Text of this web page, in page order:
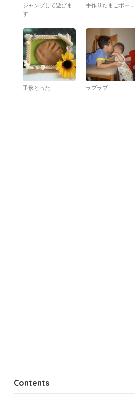
ジャンプして遊びま
す
手作りたまごボーロ
手形とった ラブラブ
Contents